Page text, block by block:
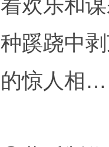
着欢乐和
种蹊跷中
的惊人相